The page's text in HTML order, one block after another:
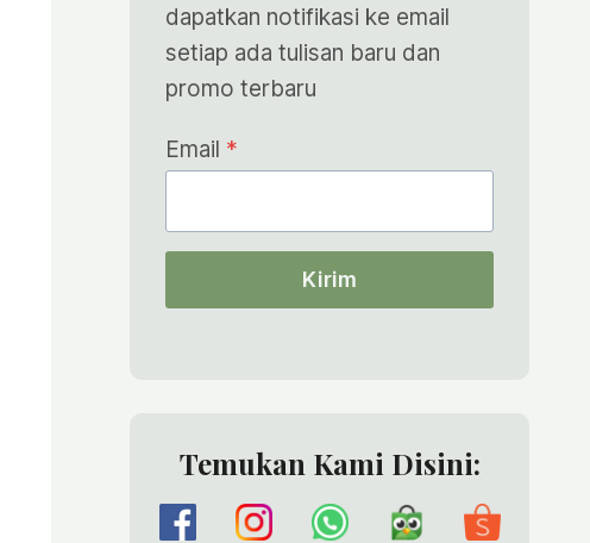
dapatkan notifikasi ke email
setiap ada tulisan baru dan
promo terbaru
Email *
Kirim
Temukan Kami Disini: